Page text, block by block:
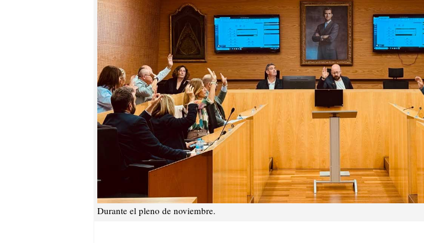
Durante el pleno de noviembre.